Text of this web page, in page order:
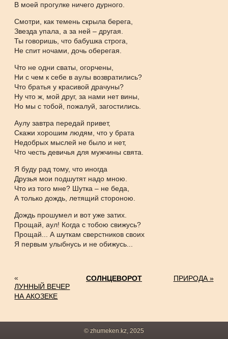
В моей прогулке ничего дурного.
Смотри, как темень скрыла берега,
Звезда упала, а за ней – другая.
Ты говоришь, что бабушка строга,
Не спит ночами, дочь оберегая.
Что не одни сваты, огорчены,
Ни с чем к себе в аулы возвратились?
Что братья у красивой драчуны?
Ну что ж, мой друг, за нами нет вины,
Но мы с тобой, пожалуй, загостились.
Аулу завтра передай привет,
Скажи хорошим людям, что у брата
Недобрых мыслей не было и нет,
Что честь девичья для мужчины свята.
Я буду рад тому, что иногда
Друзья мои подшутят надо мною.
Что из того мне? Шутка – не беда,
А только дождь, летящий стороною.
Дождь прошумел и вот уже затих.
Прощай, аул! Когда с тобою свижусь?
Прощай... А шуткам сверстников своих
Я первым улыбнусь и не обижусь...
«
ЛУННЫЙ ВЕЧЕР
НА АКОЗЕКЕ
СОЛНЦЕВОРОТ ПРИРОДА »
© zhumeken.kz, 2025